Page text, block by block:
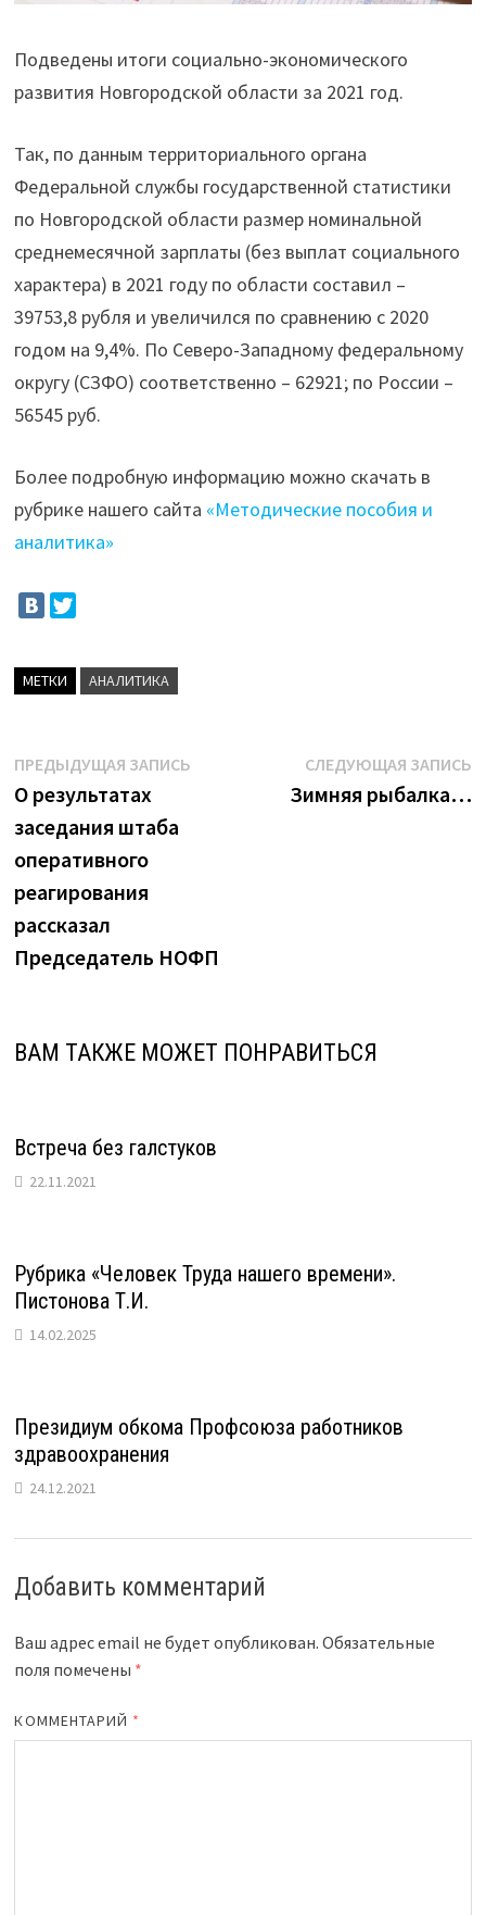
Подведены итоги социально-экономического
развития Новгородской области за 2021 год.
Так, по данным территориального органа
Федеральной службы государственной статистики
по Новгородской области размер номинальной
среднемесячной зарплаты (без выплат социального
характера) в 2021 году по области составил –
39753,8 рубля и увеличился по сравнению с 2020
годом на 9,4%. По Северо-Западному федеральному
округу (СЗФО) соответственно – 62921; по России –
56545 руб.
Более подробную информацию можно скачать в
рубрике нашего сайта «Методические пособия и
аналитика»
МЕТКИ АНАЛИТИКА
Навигация
по
записям
ПРЕДЫДУЩАЯ ЗАПИСЬ
О результатах
заседания штаба
оперативного
реагирования
рассказал
Председатель НОФП
СЛЕДУЮЩАЯ ЗАПИСЬ
Зимняя рыбалка…
ВАМ ТАКЖЕ МОЖЕТ ПОНРАВИТЬСЯ
Встреча без галстуков
22.11.2021
Рубрика «Человек Труда нашего времени».
Пистонова Т.И.
14.02.2025
Президиум обкома Профсоюза работников
здравоохранения
24.12.2021
Добавить комментарий
Ваш адрес email не будет опубликован. Обязательные
поля помечены *
КОММЕНТАРИЙ *